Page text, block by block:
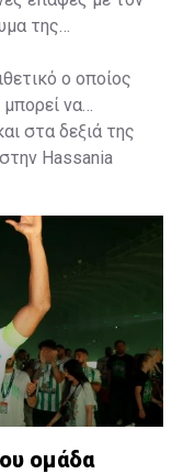
της
ο οποίος
να
στα δεξιά της
Hassania
ομάδα